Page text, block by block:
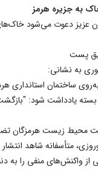
به جزیره هرمز
عزیز دعوت می‌شود
ساختمان استانداری
بسته یادداشت شود:
محیط زیست هرمزگان
متأسفانه شاهد
از واکنش‌های منفی را